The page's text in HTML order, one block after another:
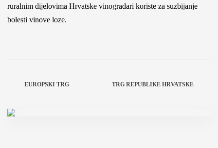
ruralnim dijelovima Hrvatske vinogradari koriste za suzbijanje
bolesti vinove loze.
EUROPSKI TRG TRG REPUBLIKE HRVATSKE